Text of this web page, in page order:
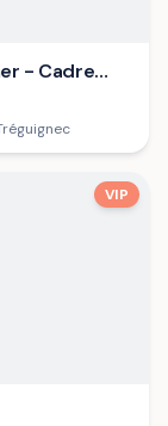
- Cadre
VIP